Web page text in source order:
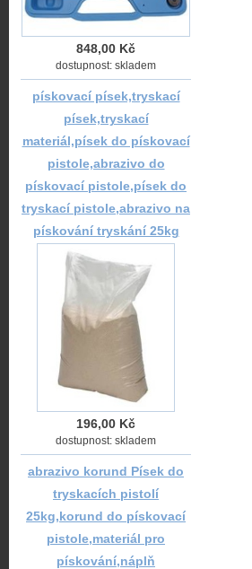
848,00 Kč
dostupnost: skladem
pískovací písek,tryskací
písek,tryskací
materiál,písek do pískovací
pistole,abrazivo do
pískovací pistole,písek do
tryskací pistole,abrazivo na
pískování tryskání 25kg
196,00 Kč
dostupnost: skladem
abrazivo korund Písek do
tryskacích pistolí
25kg,korund do pískovací
pistole,materiál pro
pískování,náplň